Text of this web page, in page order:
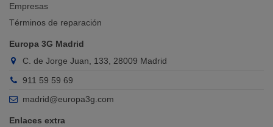
Empresas
Términos de reparación
Europa 3G Madrid
C. de Jorge Juan, 133, 28009 Madrid
911 59 59 69
madrid@europa3g.com
Enlaces extra